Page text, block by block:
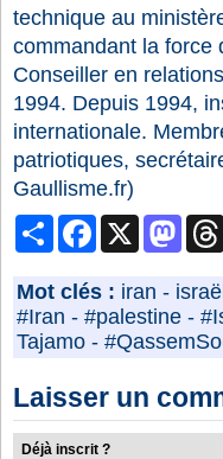
technique au
commandant la force
Conseiller en
1994. Depuis 1994,
internationale.
patriotiques,
Gaullisme.fr)
PartagerFacebook
Mot clés : iran - israël
#Iran - #palestine -
Tajamo -
Laisser un
Déjà inscrit ?